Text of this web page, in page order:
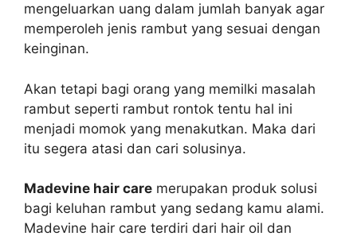
mengeluarkan uang dalam jumlah banyak agar
memperoleh jenis rambut yang sesuai dengan
keinginan.
Akan tetapi bagi orang yang memilki masalah
rambut seperti rambut rontok tentu hal ini
menjadi momok yang menakutkan. Maka dari
itu segera atasi dan cari solusinya.
Madevine hair care merupakan produk solusi
bagi keluhan rambut yang sedang kamu alami.
Madevine hair care terdiri dari hair oil dan